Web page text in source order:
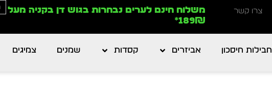
צרו קשר
משלוח חינם לערים נבחרות בגוש דן בקניה מעל
189₪*
חבילות חיסכון אביזרים קסדות שמנים צמיגים